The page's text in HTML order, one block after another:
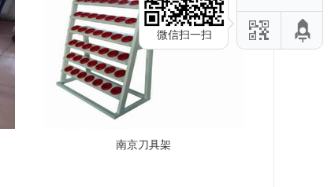
南京刀具架
微信扫一扫